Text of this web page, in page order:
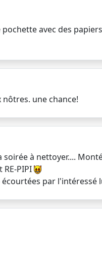
avec des
nôtres. une chance!
soirée à nettoyer....
PIPI
par l'intéressé